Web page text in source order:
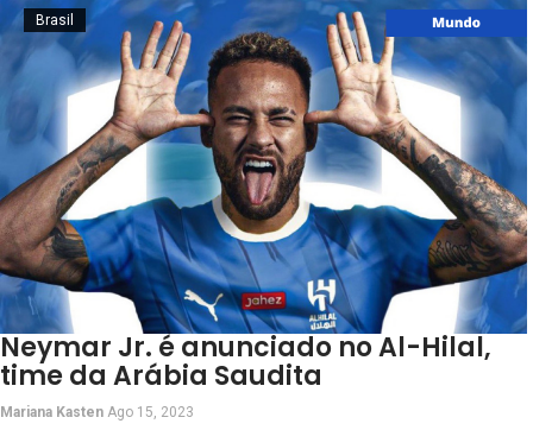
Neymar Jr. é anunciado no Al-Hilal,
time da Arábia Saudita
Mariana Kasten Ago 15, 2023
Brasil